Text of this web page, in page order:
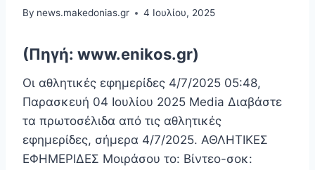
By news.makedonias.gr 4 Ιουλίου, 2025
(Πηγή: www.enikos.gr)
Οι αθλητικές εφημερίδες 4/7/2025 05:48,
Παρασκευή 04 Ιουλίου 2025 Media Διαβάστε
τα πρωτοσέλιδα από τις αθλητικές
εφημερίδες, σήμερα 4/7/2025. ΑΘΛΗΤΙΚΕΣ
ΕΦΗΜΕΡΙΔΕΣ Μοιράσου το: Βίντεο-σοκ: